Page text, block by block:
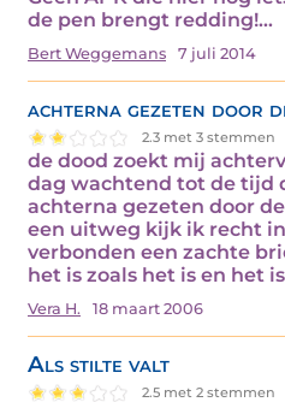
de pen brengt redding!…
Bert Weggemans 7 juli 2014
achterna gezeten door
2.3 met 3 stemmen
de dood zoekt mij
dag wachtend tot de tijd
achterna gezeten door
een uitweg kijk ik recht
verbonden een zachte
het is zoals het is en het
Vera H. 18 maart 2006
Als stilte valt
2.5 met 2 stemmen